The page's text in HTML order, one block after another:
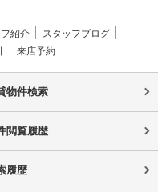
紹介
スタッフブログ
来店予約
物件検索
閲覧履歴
履歴